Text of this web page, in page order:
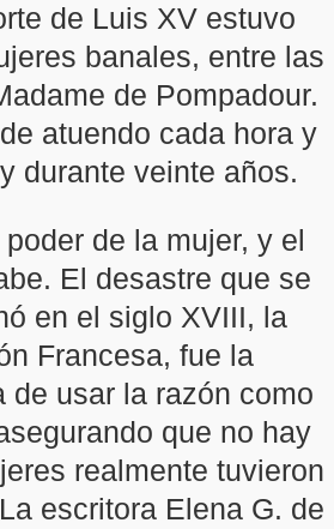
de Luis XV estuvo
banales, entre las
de Pompadour.
atuendo cada hora y
durante veinte años.
de la mujer, y el
El desastre que se
en el siglo XVIII, la
Francesa, fue la
de usar la razón como
que no hay
realmente tuvieron
escritora Elena G. de